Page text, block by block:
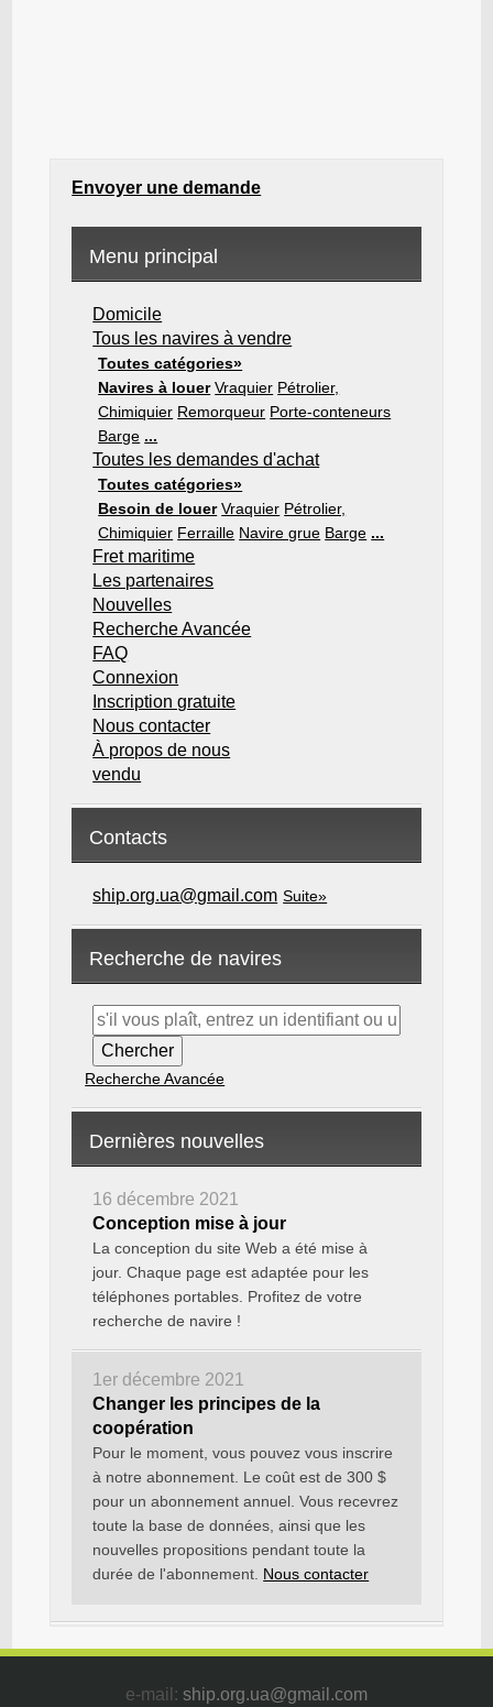
Envoyer une demande
Menu principal
Domicile
Tous les navires à vendre
Toutes catégories»
Navires à louer Vraquier Pétrolier,
Chimiquier Remorqueur Porte-conteneurs
Barge ...
Toutes les demandes d'achat
Toutes catégories»
Besoin de louer Vraquier Pétrolier,
Chimiquier Ferraille Navire grue Barge ...
Fret maritime
Les partenaires
Nouvelles
Recherche Avancée
FAQ
Connexion
Inscription gratuite
Nous contacter
À propos de nous
vendu
Contacts
ship.org.ua@gmail.com Suite»
Recherche de navires
Recherche Avancée
Dernières nouvelles
16 décembre 2021
Conception mise à jour
La conception du site Web a été mise à
jour. Chaque page est adaptée pour les
téléphones portables. Profitez de votre
recherche de navire !
1er décembre 2021
Changer les principes de la
coopération
Pour le moment, vous pouvez vous inscrire
à notre abonnement. Le coût est de 300 $
pour un abonnement annuel. Vous recevrez
toute la base de données, ainsi que les
nouvelles propositions pendant toute la
durée de l'abonnement. Nous contacter
e-mail: ship.org.ua@gmail.com